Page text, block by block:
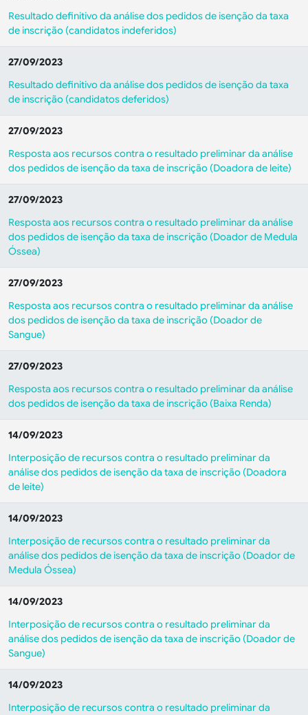
Resultado definitivo da análise dos pedidos de isenção da taxa
de inscrição (candidatos indeferidos)
27/09/2023
Resultado definitivo da análise dos pedidos de isenção da taxa
de inscrição (candidatos deferidos)
27/09/2023
Resposta aos recursos contra o resultado preliminar da análise
dos pedidos de isenção da taxa de inscrição (Doadora de leite)
27/09/2023
Resposta aos recursos contra o resultado preliminar da análise
dos pedidos de isenção da taxa de inscrição (Doador de Medula
Óssea)
27/09/2023
Resposta aos recursos contra o resultado preliminar da análise
dos pedidos de isenção da taxa de inscrição (Doador de
Sangue)
27/09/2023
Resposta aos recursos contra o resultado preliminar da análise
dos pedidos de isenção da taxa de inscrição (Baixa Renda)
14/09/2023
Interposição de recursos contra o resultado preliminar da
análise dos pedidos de isenção da taxa de inscrição (Doadora
de leite)
14/09/2023
Interposição de recursos contra o resultado preliminar da
análise dos pedidos de isenção da taxa de inscrição (Doador de
Medula Óssea)
14/09/2023
Interposição de recursos contra o resultado preliminar da
análise dos pedidos de isenção da taxa de inscrição (Doador de
Sangue)
14/09/2023
Interposição de recursos contra o resultado preliminar da